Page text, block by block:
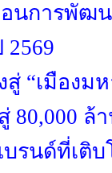
นการพัฒน
“เมืองม
ล้
รนด์ที่เติ